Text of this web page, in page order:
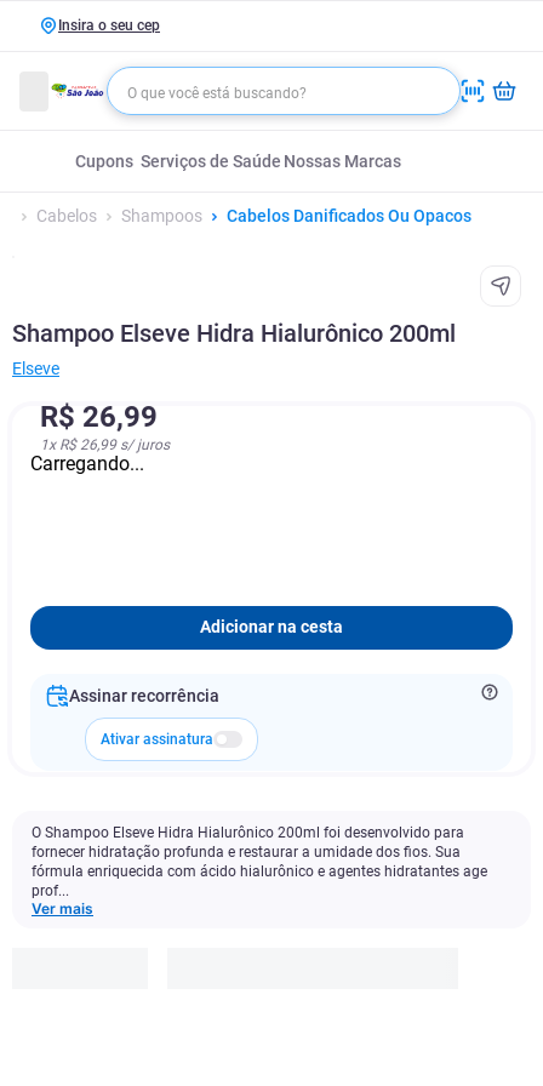
Insira o seu cep
Cupons Serviços de Saúde Nossas Marcas
Cabelos Shampoos Cabelos Danificados Ou Opacos
Shampoo Elseve Hidra Hialurônico 200ml
Elseve
R$ 26,99
1x R$ 26,99s/ juros
Carregando...
Adicionar na cesta
Assinar recorrência
Ativar assinatura
O Shampoo Elseve Hidra Hialurônico 200ml foi desenvolvido para
fornecer hidratação profunda e restaurar a umidade dos fios. Sua
fórmula enriquecida com ácido hialurônico e agentes hidratantes age
prof...
Ver mais